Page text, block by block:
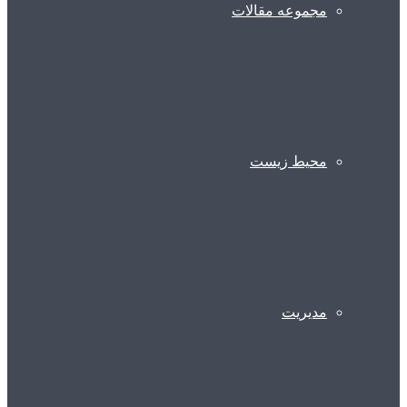
مجموعه مقالات
محیط زیست
مدیریت